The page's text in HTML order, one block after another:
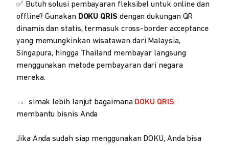
✅ Butuh solusi pembayaran fleksibel untuk online dan
offline? Gunakan DOKU QRIS dengan dukungan QR
dinamis dan statis, termasuk cross-border acceptance
yang memungkinkan wisatawan dari Malaysia,
Singapura, hingga Thailand membayar langsung
menggunakan metode pembayaran dari negara
mereka.
→ simak lebih lanjut bagaimana DOKU QRIS
membantu bisnis Anda
Jika Anda sudah siap menggunakan DOKU, Anda bisa